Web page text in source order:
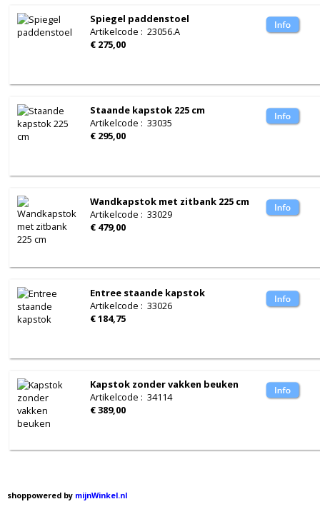
Spiegel paddenstoel
Artikelcode : 23056.A
€ 275,00
Staande kapstok 225 cm
Artikelcode : 33035
€ 295,00
Wandkapstok met zitbank 225 cm
Artikelcode : 33029
€ 479,00
Entree staande kapstok
Artikelcode : 33026
€ 184,75
Kapstok zonder vakken beuken
Artikelcode : 34114
€ 389,00
shoppowered by mijnWinkel.nl